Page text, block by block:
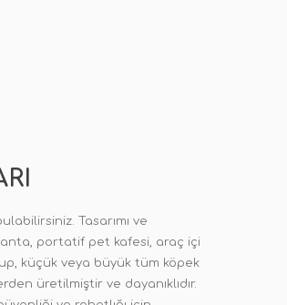
Tasarımı ve
portatif pet kafesi, araç içi
küçük veya büyük tüm köpek
üretilmiştir ve dayanıklıdır.